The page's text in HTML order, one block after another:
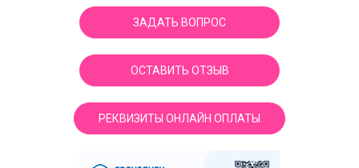
ЗАДАТЬ ВОПРОС
ОСТАВИТЬ ОТЗЫВ
РЕКВИЗИТЫ ОНЛАЙН ОПЛАТЫ